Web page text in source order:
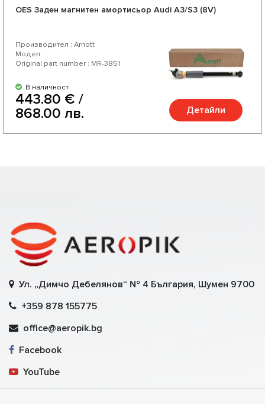
OES Заден магнитен амортисьор Audi A3/S3 (8V)
Производител : Arnott
Модел :
Original part number : MR-3851
В наличност
443.80 € /
868.00 лв.
Детайли
Ул. „Димчо Дебелянов“ № 4 България, Шумен 9700
+359 878 155775
office@aeropik.bg
Facebook
YouTube